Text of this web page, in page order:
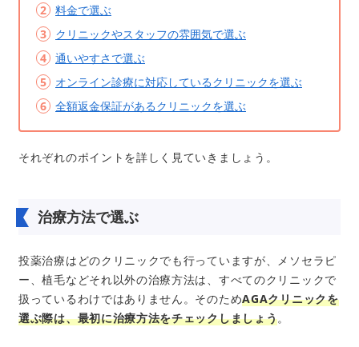
料金で選ぶ
クリニックやスタッフの雰囲気で選ぶ
通いやすさで選ぶ
オンライン診療に対応しているクリニックを選ぶ
全額返金保証があるクリニックを選ぶ
それぞれのポイントを詳しく見ていきましょう。
治療方法で選ぶ
投薬治療はどのクリニックでも行っていますが、メソセラピ
ー、植毛などそれ以外の治療方法は、すべてのクリニックで
扱っているわけではありません。そのためAGAクリニックを
選ぶ際は、最初に治療方法をチェックしましょう。